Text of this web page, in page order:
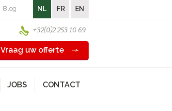
Blog NL FR EN
+32(0)2 253 10 69
Vraag uw offerte
JOBS CONTACT